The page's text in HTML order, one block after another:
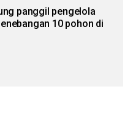
panggil pengelola
10 pohon di